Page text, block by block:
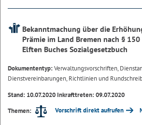
Bekanntmachung über die
Prämie im Land Bremen nach §
Elften Buches Sozialgesetzbuch
Dokumententyp:Verwaltungsvorschriften,
Dienstvereinbarungen, Richtlinien und
Stand: 10.07.2020 Inkrafttreten: 09.07.2020
Themen:
Vorschrift direkt aufrufen